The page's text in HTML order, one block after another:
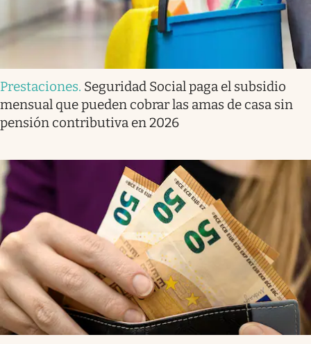
Prestaciones. Seguridad Social paga el subsidio
mensual que pueden cobrar las amas de casa sin
pensión contributiva en 2026